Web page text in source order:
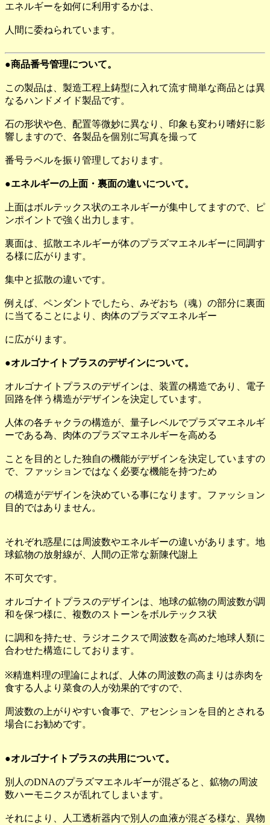
エネルギーを如何に利用するかは、
人間に委ねられています。
●商品番号管理について。
この製品は、製造工程上鋳型に入れて流す簡単な商品とは異
なるハンドメイド製品です。
石の形状や色、配置等微妙に異なり、印象も変わり嗜好に影
響しますので、各製品を個別に写真を撮って
番号ラベルを振り管理しております。
●エネルギーの上面・裏面の違いについて。
上面はボルテックス状のエネルギーが集中してますので、ピ
ンポイントで強く出力します。
裏面は、拡散エネルギーが体のプラズマエネルギーに同調す
る様に広がります。
集中と拡散の違いです。
例えば、ペンダントでしたら、みぞおち（魂）の部分に裏面
に当てることにより、肉体のプラズマエネルギー
に広がります。
●オルゴナイトプラスのデザインについて。
オルゴナイトプラスのデザインは、装置の構造であり、電子
回路を伴う構造がデザインを決定しています。
人体の各チャクラの構造が、量子レベルでプラズマエネルギ
ーである為、肉体のプラズマエネルギーを高める
ことを目的とした独自の機能がデザインを決定していますの
で、ファッションではなく必要な機能を持つため
の構造がデザインを決めている事になります。ファッション
目的ではありません。
それぞれ惑星には周波数やエネルギーの違いがあります。地
球鉱物の放射線が、人間の正常な新陳代謝上
不可欠です。
オルゴナイトプラスのデザインは、地球の鉱物の周波数が調
和を保つ様に、複数のストーンをボルテックス状
に調和を持たせ、ラジオニクスで周波数を高めた地球人類に
合わせた構造にしております。
※精進料理の理論によれば、人体の周波数の高まりは赤肉を
食する人より菜食の人が効果的ですので、
周波数の上がりやすい食事で、アセンションを目的とされる
場合にお勧めです。
●オルゴナイトプラスの共用について。
別人のDNAのプラズマエネルギーが混ざると、鉱物の周波
数ハーモニクスが乱れてしまいます。
それにより、人工透析器内で別人の血液が混ざる様な、異物